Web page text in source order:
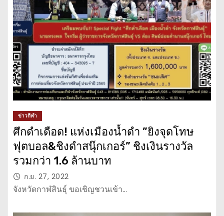
ข่าวกีฬา
ศึกดำเดือด! แห่งเมืองน้ำดำ ”ยิงจุดโทษ
ฟุตบอล&ชิงดำสนุ๊กเกอร์” ชิงเงินรางวัล
รวมกว่า 1.6 ล้านบาท
ก.ย. 27, 2022
จังหวัดกาฬสินธุ์ ขอเชิญชวนเข้า…